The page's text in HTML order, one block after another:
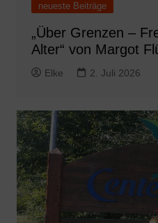
neueste Beiträge
„Über Grenzen –
Alter“ von Margot
Elke 2. Juli 2026